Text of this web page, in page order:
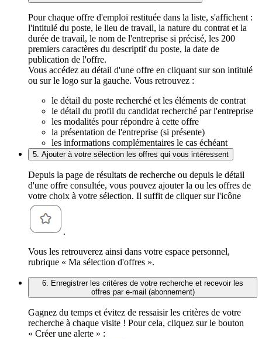
Pour chaque offre d'emploi restituée dans la liste, s'affichent :
l'intitulé du poste, le lieu de travail, la nature du contrat et la
durée de travail, le nom de l'entreprise si précisé, les 200
premiers caractères du descriptif du poste, la date de
publication de l'offre.
Vous accédez au détail d'une offre en cliquant sur son intitulé
ou sur le logo sur la gauche. Vous retrouvez :
le détail du poste recherché et les éléments de contrat
le détail du profil du candidat recherché par l'entreprise
les modalités pour répondre à cette offre
la présentation de l'entreprise (si présente)
les informations complémentaires le cas échéant
5. Ajouter à votre sélection les offres qui vous intéressent
Depuis la page de résultats de recherche ou depuis le détail
d'une offre consultée, vous pouvez ajouter la ou les offres de
votre choix à votre sélection. Il suffit de cliquer sur l'icône
.
Vous les retrouverez ainsi dans votre espace personnel,
rubrique « Ma sélection d'offres ».
6. Enregistrer les critères de votre recherche et recevoir les
offres par e-mail (abonnement)
Gagnez du temps et évitez de ressaisir les critères de votre
recherche à chaque visite ! Pour cela, cliquez sur le bouton
« Créer une alerte » :